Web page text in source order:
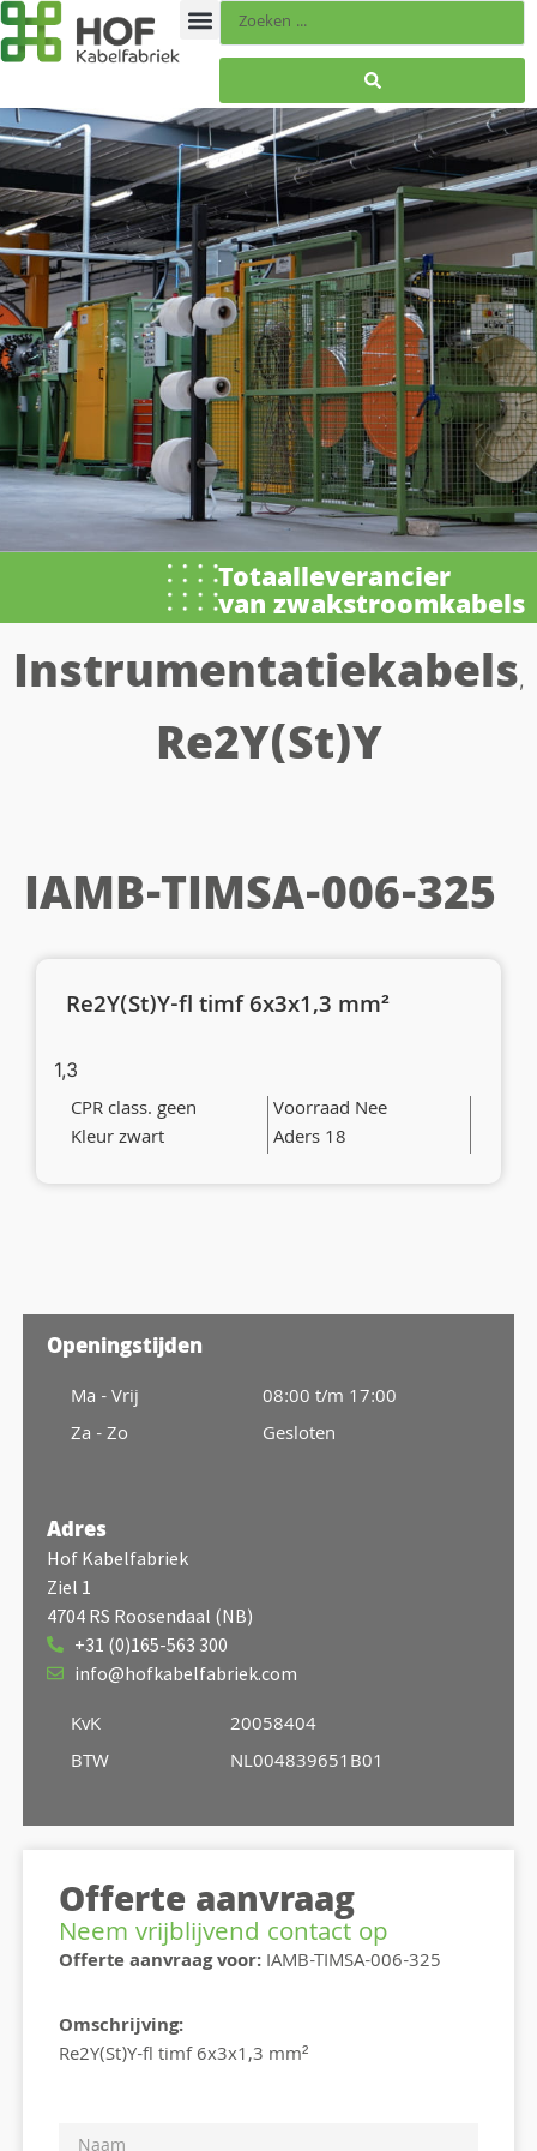
Totaalleverancier
van zwakstroomkabels
Instrumentatiekabels,
Re2Y(St)Y
IAMB-TIMSA-006-325
Re2Y(St)Y-fl timf 6x3x1,3 mm²
1,3
CPR class. geen
Voorraad Nee
Kleur zwart
Aders 18
Openingstijden
Ma - Vrij
Za - Zo
08:00 t/m 17:00
Gesloten
Adres
Hof Kabelfabriek
Ziel 1
4704 RS Roosendaal (NB)
+31 (0)165-563 300
info@hofkabelfabriek.com
KvK
BTW
20058404
NL004839651B01
Offerte aanvraag
Neem vrijblijvend contact op
Offerte aanvraag voor:IAMB-TIMSA-006-325
Omschrijving:
Re2Y(St)Y-fl timf 6x3x1,3 mm²